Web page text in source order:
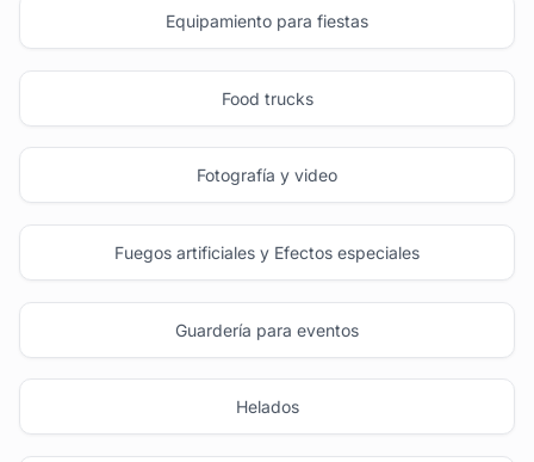
Equipamiento para fiestas
Food trucks
Fotografía y video
Fuegos artificiales y Efectos especiales
Guardería para eventos
Helados